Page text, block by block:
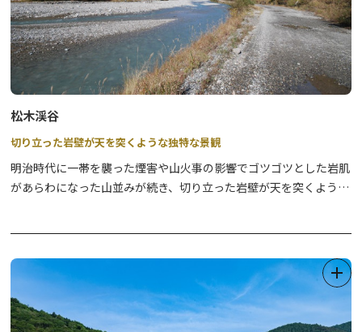
「星カード」裏面に掲載のQRコードを読むと、RADIO BERRYのパ
ーソナリティー・岡田眞善さん、須賀由美子さんのナレーション
で、それぞれのスポットにまつわる星のストーリーを聞くことが出
来ます。
☆彡ここがポイント
星カードを集める前に「日光と星の結びつき/あらすじ」を宿泊先
のお部屋で、、、お車の中で、、、安全なところで静かにお聴きく
ださい。
（あらすじはチラシ表面QRコードからお聴き頂けます）
・日光の社寺表参道（日光山輪王寺三仏堂下札所）
・霧降高原（日光霧降高原キスゲ平園地）
・足尾古河橋（日光市観光協会足尾案内所）
松木渓谷
切り立った岩壁が天を突くような独特な景観
明治時代に一帯を襲った煙害や山火事の影響でゴツゴツとした岩肌
があらわになった山並みが続き、切り立った岩壁が天を突くように
アクセスは徒歩のみですのでご注意下さい。